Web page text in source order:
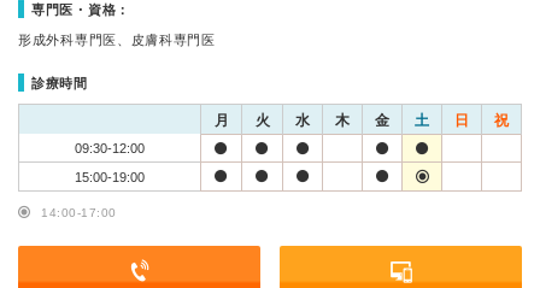
専門医・資格：
形成外科専門医、皮膚科専門医
診療時間
月 火 水 木 金 土 日 祝
09:30-12:00
15:00-19:00
14:00-17:00